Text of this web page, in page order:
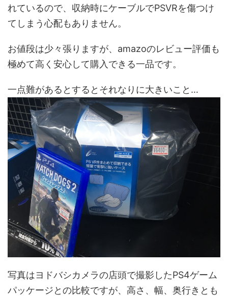
れているので、収納時にケーブルでPSVRを傷つけ
てしまう心配もありません。
お値段は少々張りますが、 amazoのレビュー評価も
極めて高く 安心して購入できる一品です。
一点難があるとするとそれなりに大きいこと…
写真はヨドバシカメラの店頭で撮影したPS4ゲーム
パッケージとの比較ですが、高さ、幅、奥行きとも